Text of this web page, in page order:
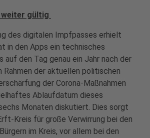
gültig
des digitalen Impfpasses erhielt
in den Apps ein technisches
auf den Tag genau ein Jahr nach der
Rahmen der aktuellen politischen
der Corona-Maßnahmen
Ablaufdatum dieses
Monaten diskutiert. Dies sorgt
Kreis für große Verwirrung bei den
im Kreis, vor allem bei den